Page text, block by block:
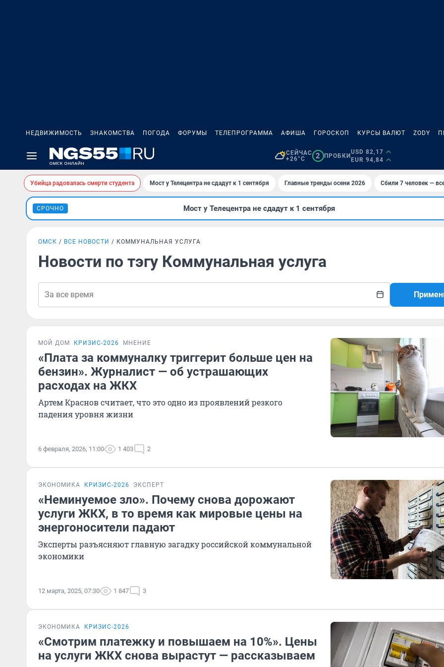
НЕДВИЖИМОСТЬ ЗНАКОМСТВА ПОГОДА ФОРУМЫ ТЕЛЕПРОГРАММА АФИША ГОРОСКОП КУРСЫ ВАЛЮТ ZODY
СЕЙЧАС
+26°C
2 ПРОБКИ
USD 82,17
EUR 94,84
Убийца радовалась смерти студента Мост у Телецентра не сдадут к 1 сентября Главные тренды осени 2026 Сбили 7 человек —
СРОЧНО Мост у Телецентра не сдадут к 1 сентября
ОМСК ВСЕ НОВОСТИ КОММУНАЛЬНАЯ УСЛУГА
Новости по тэгу Коммунальная услуга
МОЙ ДОМ КРИЗИС-2026 МНЕНИЕ
«Плата за коммуналку триггерит больше цен на
бензин». Журналист — об устрашающих
расходах на ЖКХ
Артем Краснов считает, что это одно из проявлений резкого
падения уровня жизни
6 февраля, 2026, 11:00 1 403 2
ЭКОНОМИКА КРИЗИС-2026 ЭКСПЕРТ
«Неминуемое зло». Почему снова дорожают
услуги ЖКХ, в то время как мировые цены на
энергоносители падают
Эксперты разъясняют главную загадку российской коммунальной
экономики
12 марта, 2025, 07:30 1 847 3
ЭКОНОМИКА КРИЗИС-2026
«Смотрим платежку и повышаем на 10%». Цены
на услуги ЖКХ снова вырастут — рассказываем